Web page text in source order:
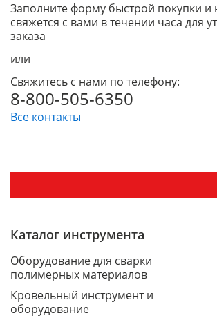
Заполните форму быстрой покупки
свяжется с вами в течении часа для
заказа
или
Свяжитесь с нами по телефону:
8-800-505-6350
Все контакты
Каталог инструмента
Оборудование для сварки
полимерных материалов
Кровельный инструмент и
оборудование